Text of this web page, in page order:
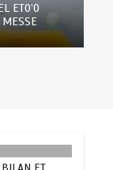
ETO’O
MESSE